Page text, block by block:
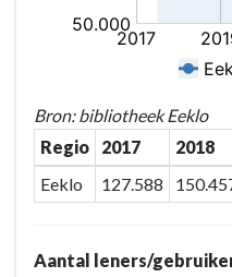
Bron: bibliotheek Eeklo
Regio
2017 2018
Eeklo
127.588
Aantal leners/